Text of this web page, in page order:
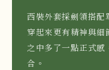
西裝外套採劍領搭配
穿起來更有精神與
之中多了一點正式
合。